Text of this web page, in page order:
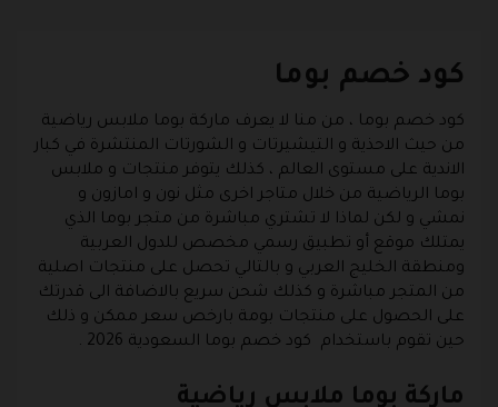
كود خصم بوما
كود خصم بوما ، من منا لا يعرف ماركة بوما ملابس رياضية
من حيث الاحذية و التيشيرتات و الشورتات المنتشرة في كبار
الاندية على مستوى العالم ، كذلك يتوفر منتجات و ملابس
بوما الرياضية من خلال متاجر اخرى مثل نون و امازون و
نمشي و لكن لماذا لا تشتري مباشرة من متجر بوما الذي
يمتلك موقع أو تطبيق رسمي مخصص للدول العربية
ومنطقة الخليج العربي و بالتالي تحصل على منتجات اصلية
من المتجر مباشرة و كذلك شحن سريع بالاضافة الى قدرتك
على الحصول على منتجات بومة بارخص سعر ممكن و ذلك
حين تقوم باستخدام كود خصم بوما السعودية 2026 .
ماركة بوما ملابس رياضية